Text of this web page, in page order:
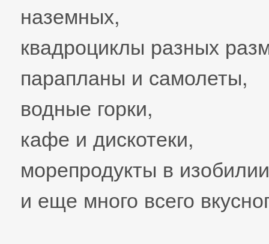
наземных,
квадроциклы разных
парапланы и самолеты,
водные горки,
кафе и дискотеки,
морепродукты в
и еще много всего